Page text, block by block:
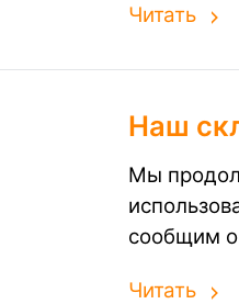
Читать
Наш
Мы
сообщим о
Читать